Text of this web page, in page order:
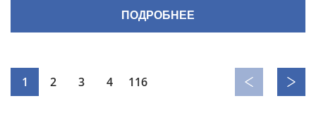
ПОДРОБНЕЕ
1 2 3 4 116